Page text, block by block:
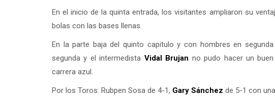
En el inicio de la quinta entrada, los visitantes ampliaron su
bolas con las bases llenas.
En la parte baja del quinto capitulo y con hombres en segunda
segunda y el intermedista Vidal Brujan no pudo hacer un
carrera azul.
Por los Toros: Rubpen Sosa de 4-1, Gary Sánchez de 5-1 con